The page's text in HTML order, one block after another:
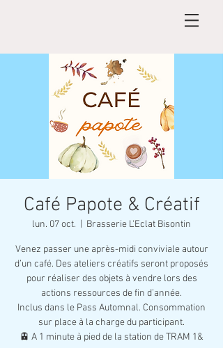
Café Papote & Créatif
lun. 07 oct. Brasserie L'Eclat Bisontin
Venez passer une après-midi conviviale autour
d’un café. Des ateliers créatifs seront proposés
pour réaliser des objets à vendre lors des
actions ressources de fin d’année.
Inclus dans le Pass Automnal. Consommation
sur place à la charge du participant.